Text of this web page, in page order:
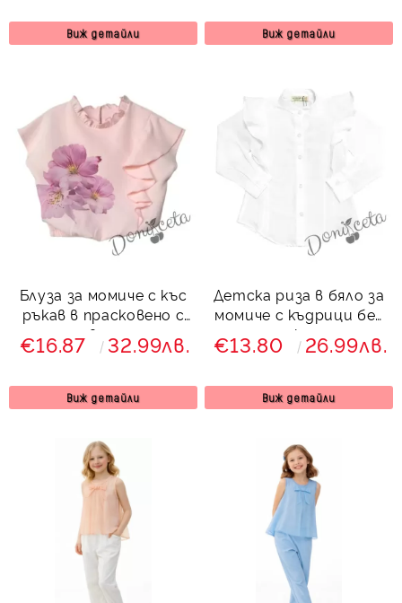
Виж детайли Виж детайли
Блуза за момиче с къс
ръкав в прасковено с
цветя
€16.87 32.99лв.
Виж детайли
Детска риза в бяло за
момиче с къдрици без
яка
€13.80 26.99лв.
Виж детайли